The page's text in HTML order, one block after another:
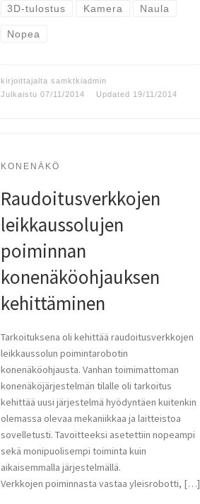
3D-tulostus Kamera Naula
Nopea
kirjoittajalta samktkiadmin
Julkaistu 07/11/2014 Updated 19/11/2014
KONENÄKÖ
Raudoitusverkkojen
leikkaussolujen
poiminnan
konenäköohjauksen
kehittäminen
Tarkoituksena oli kehittää raudoitusverkkojen
leikkaussolun poimintarobotin
konenäköohjausta. Vanhan toimimattoman
konenäköjärjestelmän tilalle oli tarkoitus
kehittää uusi järjestelmä hyödyntäen kuitenkin
olemassa olevaa mekaniikkaa ja laitteistoa
sovelletusti. Tavoitteeksi asetettiin nopeampi
sekä monipuolisempi toiminta kuin
aikaisemmalla järjestelmällä.
Verkkojen poiminnasta vastaa yleisrobotti, […]